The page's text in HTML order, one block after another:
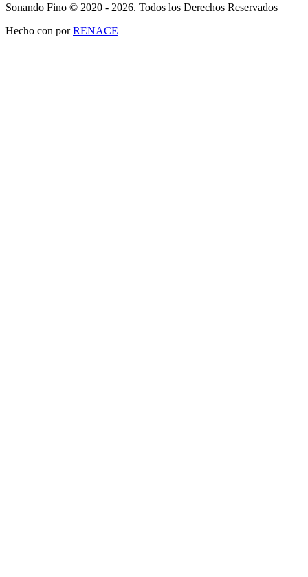
Sonando Fino © 2020 - 2026. Todos los Derechos Reservados
Hecho con porRENACE